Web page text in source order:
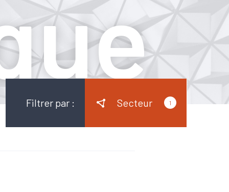
Filtrer par : Secteur 1